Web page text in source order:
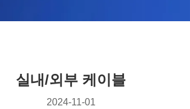
실내/외부 케이블
2024-11-01